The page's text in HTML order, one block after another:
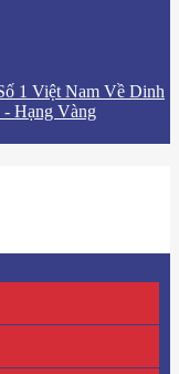
1 Việt Nam Về Dinh
Hạng Vàng